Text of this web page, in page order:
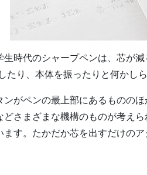
生時代のシャープペンは、芯が
たり、本体を振ったりと何かし
ンがペンの最上部にあるものの
どさまざまな機構のものが考え
ます。たかだか芯を出すだけの